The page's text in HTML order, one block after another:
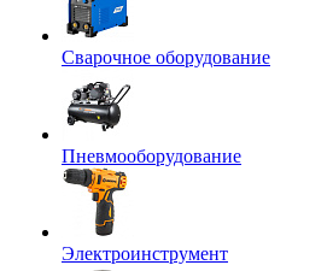
Сварочное оборудование
Пневмооборудование
Электроинструмент